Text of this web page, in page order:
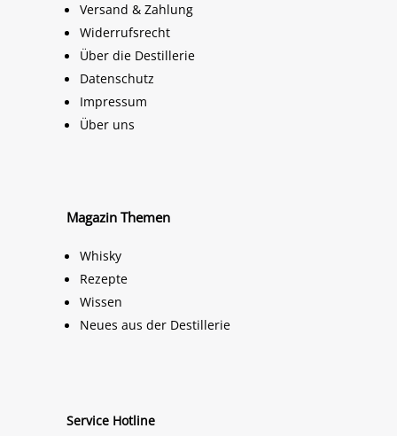
Versand & Zahlung
Widerrufsrecht
Über die Destillerie
Datenschutz
Impressum
Über uns
Magazin Themen
Whisky
Rezepte
Wissen
Neues aus der Destillerie
Service Hotline